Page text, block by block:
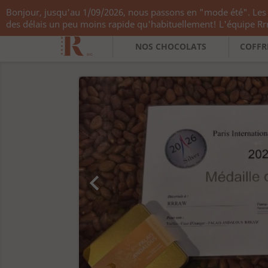
Appelez-nous :+33 783 782 138
NOS CHOCOLATS
Bonjour, jusqu'au 1/09/2026, nous passons en "mode été".
des délais un peu moins rapide qu'habituellement! L'équipe

Précédent